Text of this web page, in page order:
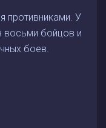
противниками. У
восьми бойцов и
боев.